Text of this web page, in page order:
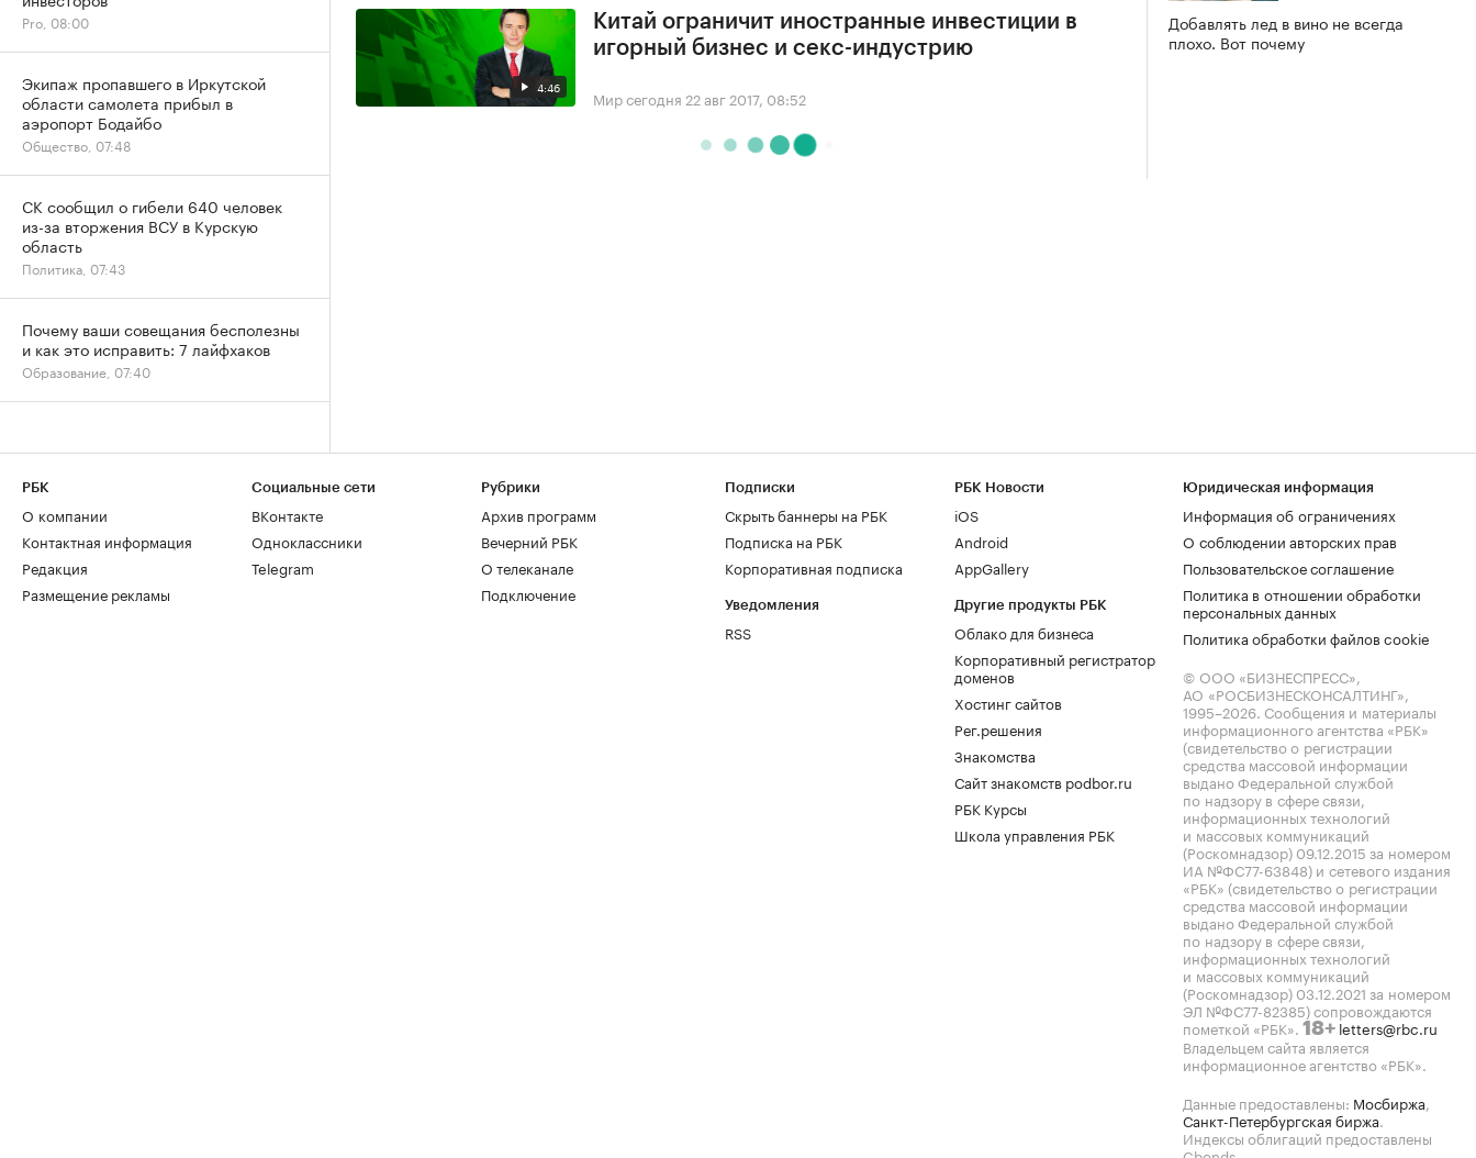
4:46
Китай ограничит иностранные инвестиции в
игорный бизнес и секс-индустрию
Мир сегодня 22 авг 2017, 08:52
Добавлять лед в вино не всегда
плохо. Вот почему
Pro, 08:00
Экипаж пропавшего в Иркутской
области самолета прибыл в
аэропорт Бодайбо
Общество, 07:48
СК сообщил о гибели 640 человек
из-за вторжения ВСУ в Курскую
область
Политика, 07:43
Почему ваши совещания бесполезны
и как это исправить: 7 лайфхаков
Образование, 07:40
РБК
О компании
Контактная информация
Редакция
Размещение рекламы
Социальные сети
ВКонтакте
Одноклассники
Telegram
Рубрики
Архив программ
Вечерний РБК
О телеканале
Подключение
Подписки
Скрыть баннеры на РБК
Подписка на РБК
Корпоративная подписка
Уведомления
RSS
РБК Новости
iOS
Android
AppGallery
Другие продукты РБК
Облако для бизнеса
Корпоративный регистратор
доменов
Хостинг сайтов
Рег.решения
Знакомства
Сайт знакомств podbor.ru
РБК Курсы
Школа управления РБК
Юридическая информация
Информация об ограничениях
О соблюдении авторских прав
Пользовательское соглашение
Политика в отношении обработки
персональных данных
Политика обработки файлов cookie
© ООО «БИЗНЕСПРЕСС»,
АО «РОСБИЗНЕСКОНСАЛТИНГ»,
1995–2026. Сообщения и материалы
информационного агентства «РБК»
(свидетельство о регистрации
средства массовой информации
выдано Федеральной службой
по надзору в сфере связи,
информационных технологий
и массовых коммуникаций
(Роскомнадзор) 09.12.2015 за номером
ИА №ФС77-63848) и сетевого издания
«РБК» (свидетельство о регистрации
средства массовой информации
выдано Федеральной службой
по надзору в сфере связи,
информационных технологий
и массовых коммуникаций
(Роскомнадзор) 03.12.2021 за номером
ЭЛ №ФС77-82385) сопровождаются
пометкой «РБК». 18+ letters@rbc.ru
Владельцем сайта является
информационное агентство «РБК».
Данные предоставлены: Мосбиржа,
Санкт-Петербургская биржа.
Индексы облигаций предоставлены